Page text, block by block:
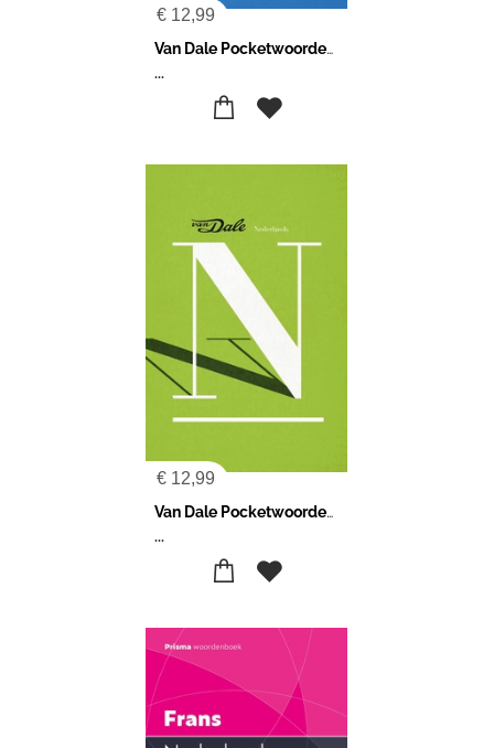
€ 12,99
Van Dale Pocketwoordenboek Nederlands-Engels
...
€ 12,99
Van Dale Pocketwoordenboek Nederlands
...